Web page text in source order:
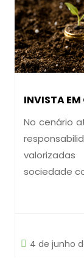
INVISTA EM
No cenário
sociedade
4 de junho